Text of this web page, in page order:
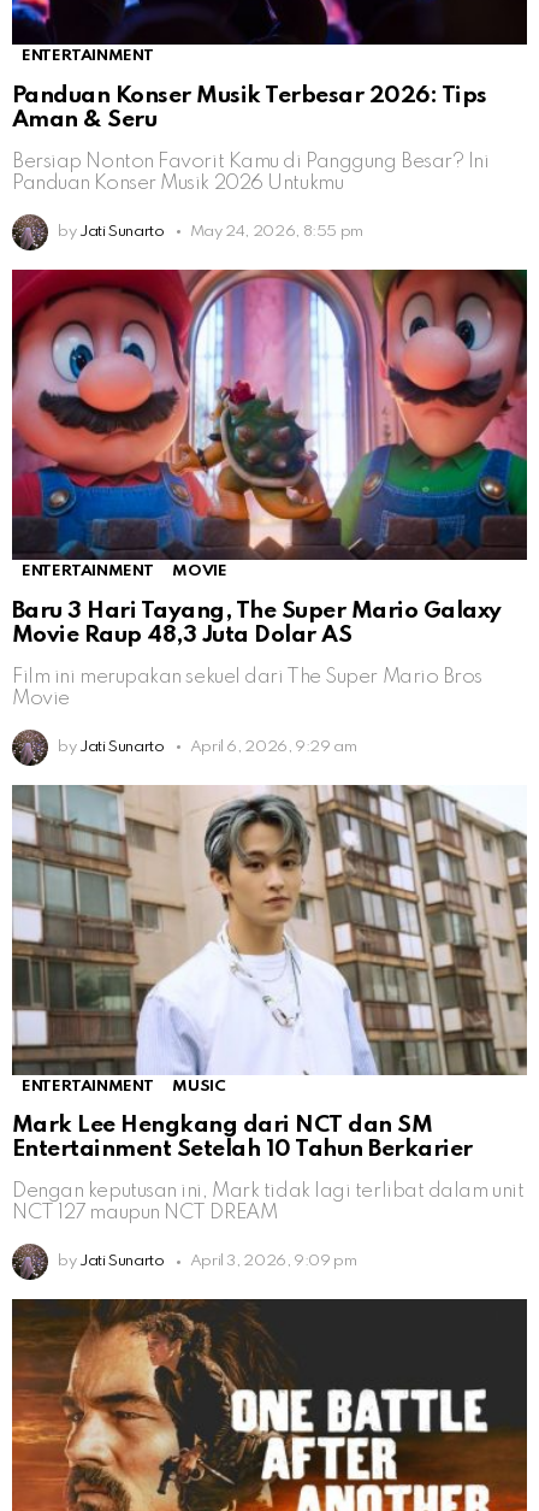
ENTERTAINMENT
Panduan Konser Musik Terbesar 2026: Tips
Aman & Seru
Bersiap Nonton Favorit Kamu di Panggung Besar? Ini
Panduan Konser Musik 2026 Untukmu
by Jati Sunarto May 24, 2026, 8:55 pm
ENTERTAINMENT MOVIE
Baru 3 Hari Tayang, The Super Mario Galaxy
Movie Raup 48,3 Juta Dolar AS
Film ini merupakan sekuel dari The Super Mario Bros
Movie
by Jati Sunarto April 6, 2026, 9:29 am
ENTERTAINMENT MUSIC
Mark Lee Hengkang dari NCT dan SM
Entertainment Setelah 10 Tahun Berkarier
Dengan keputusan ini, Mark tidak lagi terlibat dalam unit
NCT 127 maupun NCT DREAM
by Jati Sunarto April 3, 2026, 9:09 pm